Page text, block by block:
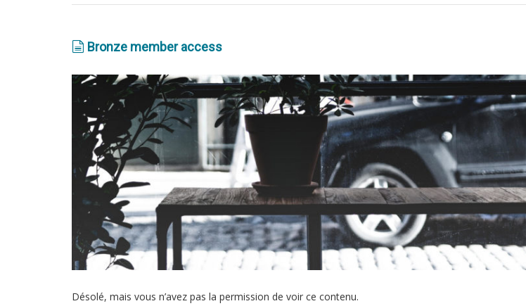
Bronze member access
Désolé, mais vous n’avez pas la permission de voir ce contenu.